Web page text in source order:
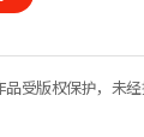
品受版权保护，未经